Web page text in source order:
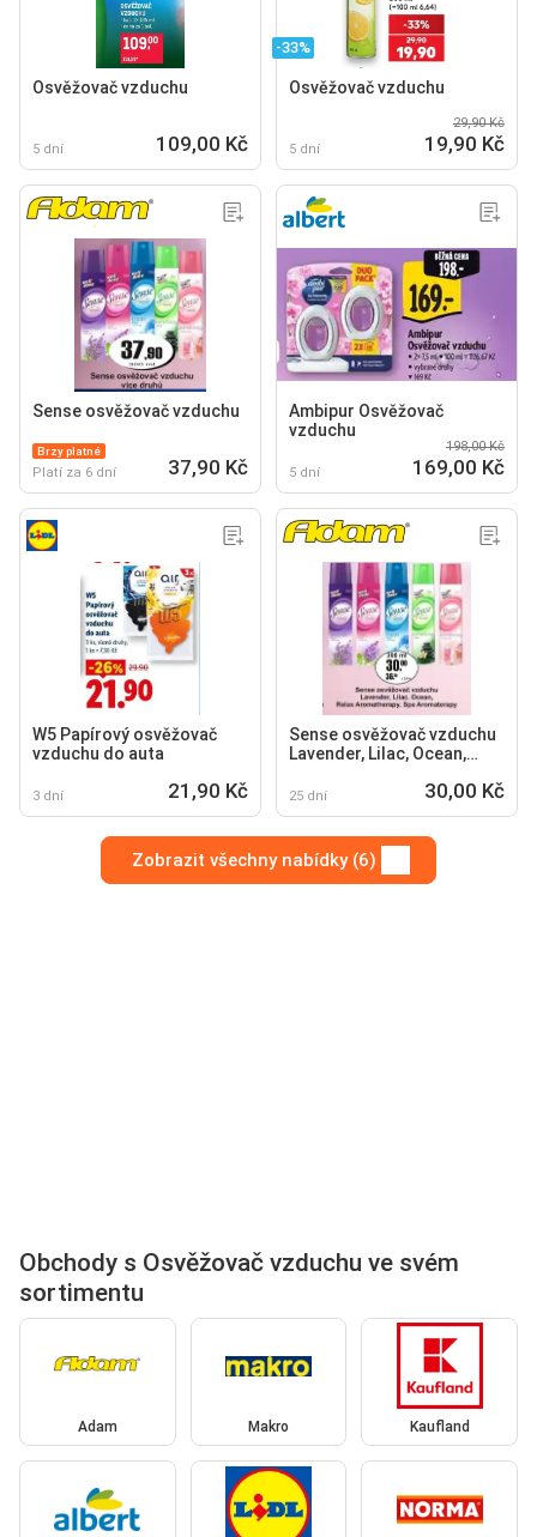
Osvěžovač vzduchu
5 dní 109,00 Kč
-33%
Osvěžovač vzduchu
5 dní
29,90 Kč
19,90 Kč
Sense osvěžovač vzduchu
Brzy platné
Platí za 6 dní 37,90 Kč
Ambipur Osvěžovač
vzduchu
5 dní
198,00 Kč
169,00 Kč
W5 Papírový osvěžovač
vzduchu do auta
3 dní 21,90 Kč
Sense osvěžovač vzduchu
Lavender, Lilac, Ocean,
Aromaterapy
25 dní 30,00 Kč
Zobrazit všechny nabídky (6)
Obchody s Osvěžovač vzduchu ve svém
sortimentu
Adam Makro Kaufland